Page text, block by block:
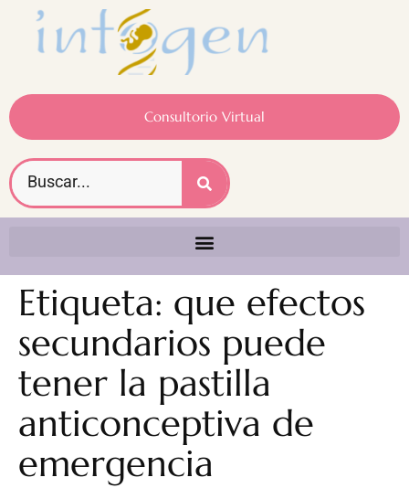
Consultorio Virtual
Etiqueta: que efectos
secundarios puede
tener la pastilla
anticonceptiva de
emergencia